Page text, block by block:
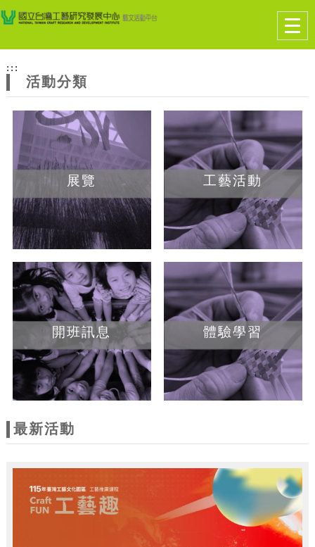
網
站
主
題
跳到主要內容
網站導覽
:::
活動分類
展覽 工藝活動
開班訊息 體驗學習
最新活動